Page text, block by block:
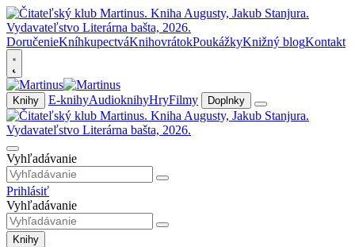
DoručenieKníhkupectváKnihovrátokPoukážkyKnižný blogKontakt
Knihy E-knihyAudioknihyHryFilmy Doplnky
Vyhľadávanie
Prihlásiť
Vyhľadávanie
Knihy